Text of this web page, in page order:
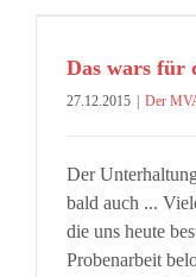
Das wars für
27.12.2015 Der
Der
bald auch ...
die uns heute
Probenarbeit